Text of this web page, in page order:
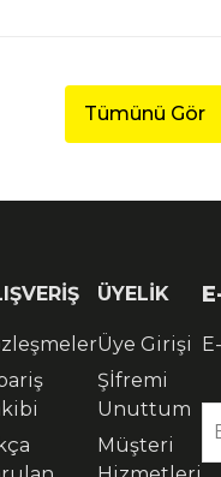
Tümünü Gör
ÜYELİK
Üye Girişi
Şİfremi
Unuttum
Müşteri